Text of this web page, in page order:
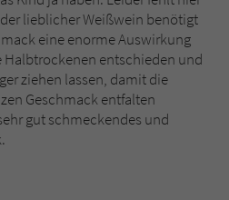
lieblicher Weißwein benötigt
eine enorme Auswirkung
Halbtrockenen entschieden und
ziehen lassen, damit die
Geschmack entfalten
gut schmeckendes und